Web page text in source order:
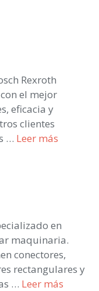
Rexroth
el mejor
eficacia y
clientes
… Leer más
en
maquinaria.
conectores,
rectangulares y
… Leer más